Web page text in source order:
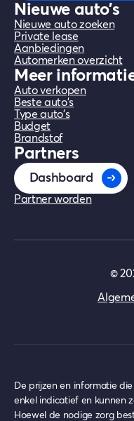
Nieuwe auto's
Nieuwe auto zoeken
Private lease
Aanbiedingen
Automerken overzicht
Meer
Auto verkopen
Beste auto's
Type auto's
Budget
Brandstof
Partners
Dashboard
Partner worden
©
De prijzen en informatie
enkel indicatief en kunnen
Hoewel de nodige zorg